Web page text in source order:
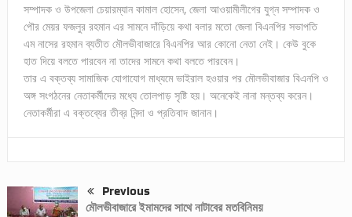
সম্পাদক ও উপজেলা চেয়ারম্যান কামাল হোসেন, জেলা আওয়ামীলীগের যুগ্ন সম্পাদক ও
পৌর মেয়র ফজলুর রহমান এর সামনে দাঁড়িয়ে কথা বলার মতো জেলা বিএনপির সভাপতি
এম নাসের রহমান ব্যতীত মৌলভীবাজারে বিএনপির আর কোনো নেতা নেই। কেউ বুকে
হাত দিয়ে বলতে পারবেন না তাদের সামনে কথা বলতে পারবেন।
তার এ বক্তব্য সামাজিক যোগাযোগ মাধ্যমে ভাইরাল হওয়ার পর মৌলভীবাজার বিএনপি ও
অঙ্গ সংগঠনের নেতাকর্মীদের মধ্যে তোলপাড় সৃষ্টি হয়। অনেকেই নানা মন্তব্য করেন।
নেতাকর্মীরা এ বক্তব্যের তীব্র নিন্দা ও প্রতিবাদ জানান।
Previous
মৌলভীবাজারে ইমামদের সাথে নাটাবের মতবিনিময়